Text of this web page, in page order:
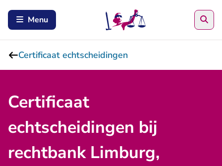
Menu
Certificaat echtscheidingen
Certificaat
echtscheidingen bij
rechtbank Limburg,